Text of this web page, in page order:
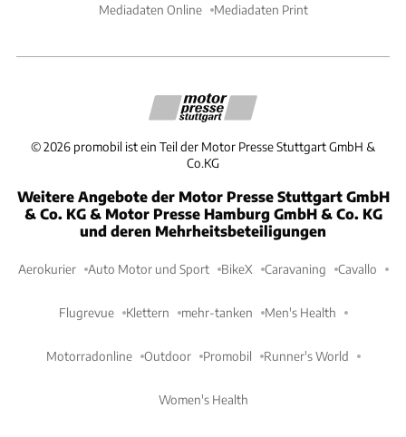
Mediadaten Online Mediadaten Print
©2026 promobil ist ein Teil der Motor Presse Stuttgart GmbH &
Co.KG
Weitere Angebote der Motor Presse Stuttgart GmbH
& Co. KG & Motor Presse Hamburg GmbH & Co. KG
und deren Mehrheitsbeteiligungen
Aerokurier Auto Motor und Sport BikeX Caravaning Cavallo
Flugrevue Klettern mehr-tanken Men's Health
Motorradonline Outdoor Promobil Runner's World
Women's Health